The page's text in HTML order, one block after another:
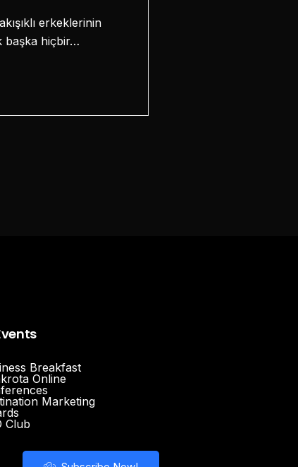
erkeklerinin
başka hiçbir…
Breakfast
Online
Marketing
Club